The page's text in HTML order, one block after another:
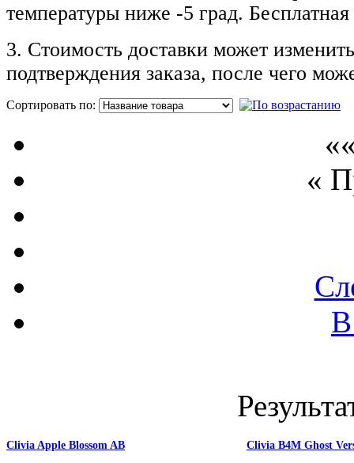
температуры ниже -5 град.
3. Стоимость доставки может
подтверждения заказа, после чего
Сортировать по:
«
Clivia Apple Blossom AB Clivia B4M Ghost